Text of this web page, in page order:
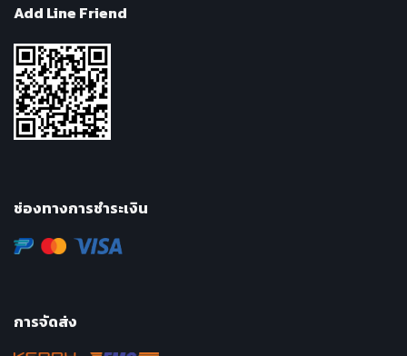
Add Line Friend
ช่องทางการชำระเงิน
การจัดส่ง